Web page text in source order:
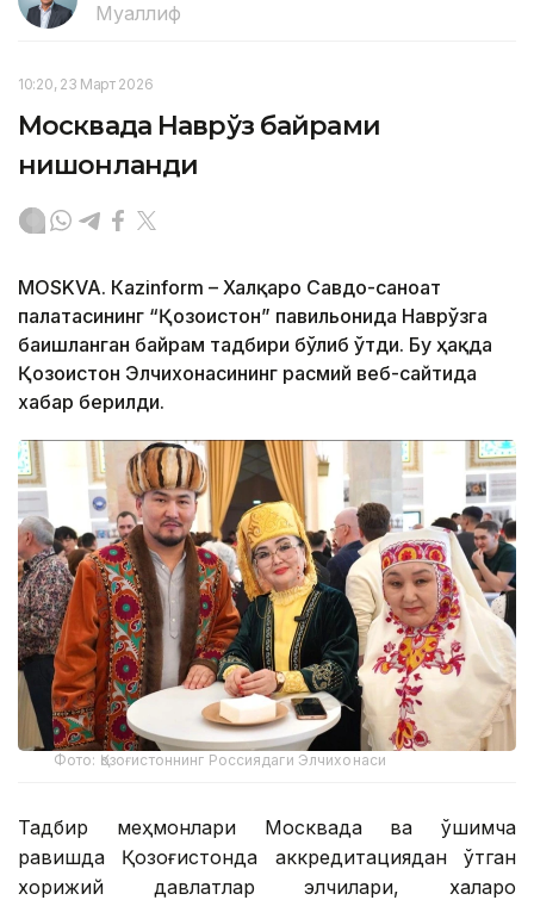
Муаллиф
10:20, 23 Март 2026
Москвада Наврўз байрами
нишонланди
МОSKVA. Кazinform – Халқаро Савдо-саноат
палатасининг “Қозоғистон” павильонида Наврўзга
бағишланган байрам тадбири бўлиб ўтди. Бу ҳақда
Қозоғистон Элчихонасининг расмий веб-сайтида
хабар берилди.
Фото: Қозоғистоннинг Россиядаги Элчихонаси
Тадбир меҳмонлари Москвада ва қўшимча
равишда Қозоғистонда аккредитациядан ўтган
хорижий давлатлар элчилари, халқаро